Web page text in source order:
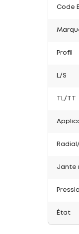
Code
Profil
L/S
TL/TT
Jante
État